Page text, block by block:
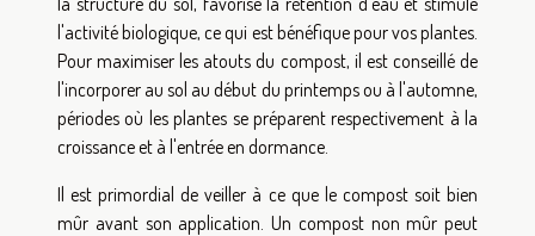
l'activité biologique, ce qui est bénéfique pour vos plantes.
Pour maximiser les atouts du compost, il est conseillé de
l'incorporer au sol au début du printemps ou à l'automne,
périodes où les plantes se préparent respectivement à la
croissance et à l'entrée en dormance.
Il est primordial de veiller à ce que le compost soit bien
mûr avant son application. Un compost non mûr peut